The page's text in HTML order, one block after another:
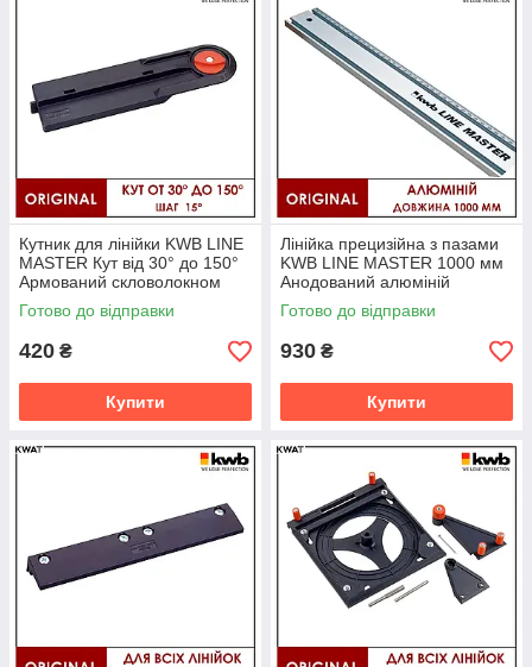
Кутник для лінійки KWB LINE
MASTER Кут від 30° до 150°
Армований скловолокном
пластик
Готово до відправки
420 ₴
Купити
Лінійка прецизійна з пазами
KWB LINE MASTER 1000 мм
Анодований алюміній
Готово до відправки
930 ₴
Купити